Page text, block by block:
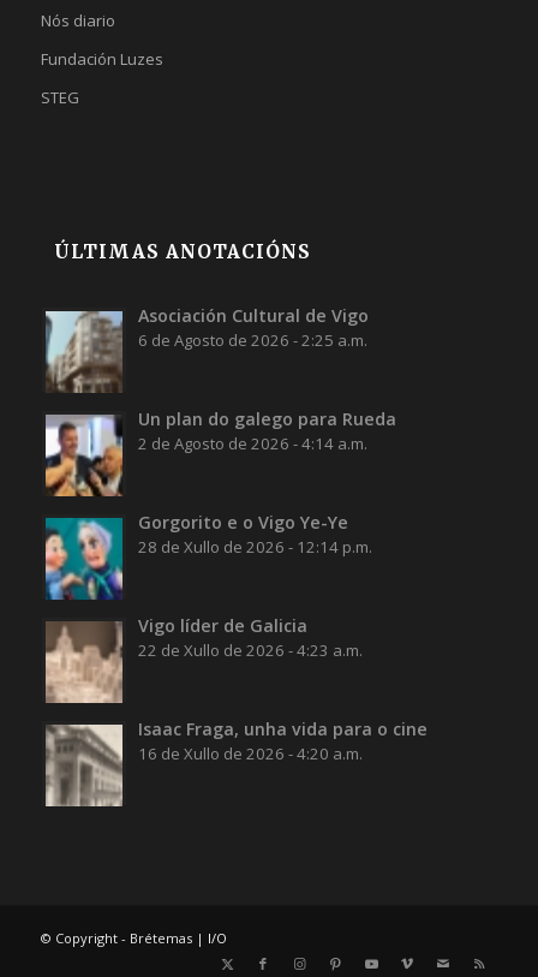
Nós diario
Fundación Luzes
STEG
ÚLTIMAS ANOTACIÓNS
Asociación Cultural de Vigo
6 de Agosto de 2026 - 2:25 a.m.
Un plan do galego para Rueda
2 de Agosto de 2026 - 4:14 a.m.
Gorgorito e o Vigo Ye-Ye
28 de Xullo de 2026 - 12:14 p.m.
Vigo líder de Galicia
22 de Xullo de 2026 - 4:23 a.m.
Isaac Fraga, unha vida para o cine
16 de Xullo de 2026 - 4:20 a.m.
© Copyright - Brétemas | I/O